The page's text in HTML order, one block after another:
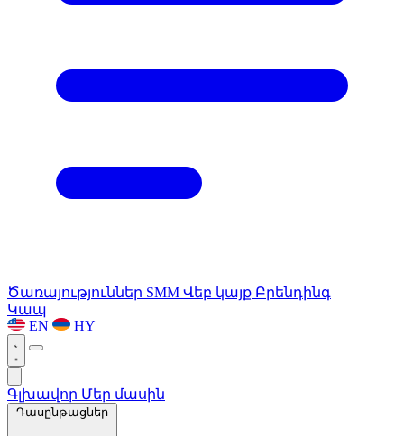
Ծառայություններ SMM Վեբ կայք Բրենդինգ
Կապ
EN
HY
Գլխավոր Մեր մասին
Դասընթացներ